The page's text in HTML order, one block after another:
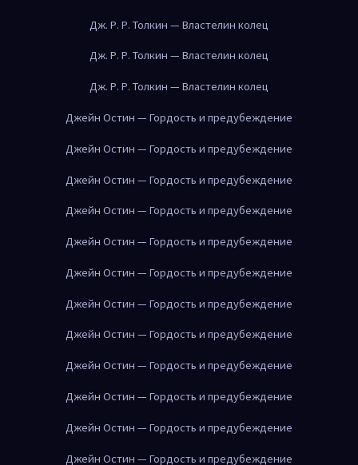
Дж. Р. Р. Толкин — Властелин колец
Дж. Р. Р. Толкин — Властелин колец
Дж. Р. Р. Толкин — Властелин колец
Джейн Остин — Гордость и предубеждение
Джейн Остин — Гордость и предубеждение
Джейн Остин — Гордость и предубеждение
Джейн Остин — Гордость и предубеждение
Джейн Остин — Гордость и предубеждение
Джейн Остин — Гордость и предубеждение
Джейн Остин — Гордость и предубеждение
Джейн Остин — Гордость и предубеждение
Джейн Остин — Гордость и предубеждение
Джейн Остин — Гордость и предубеждение
Джейн Остин — Гордость и предубеждение
Джейн Остин — Гордость и предубеждение